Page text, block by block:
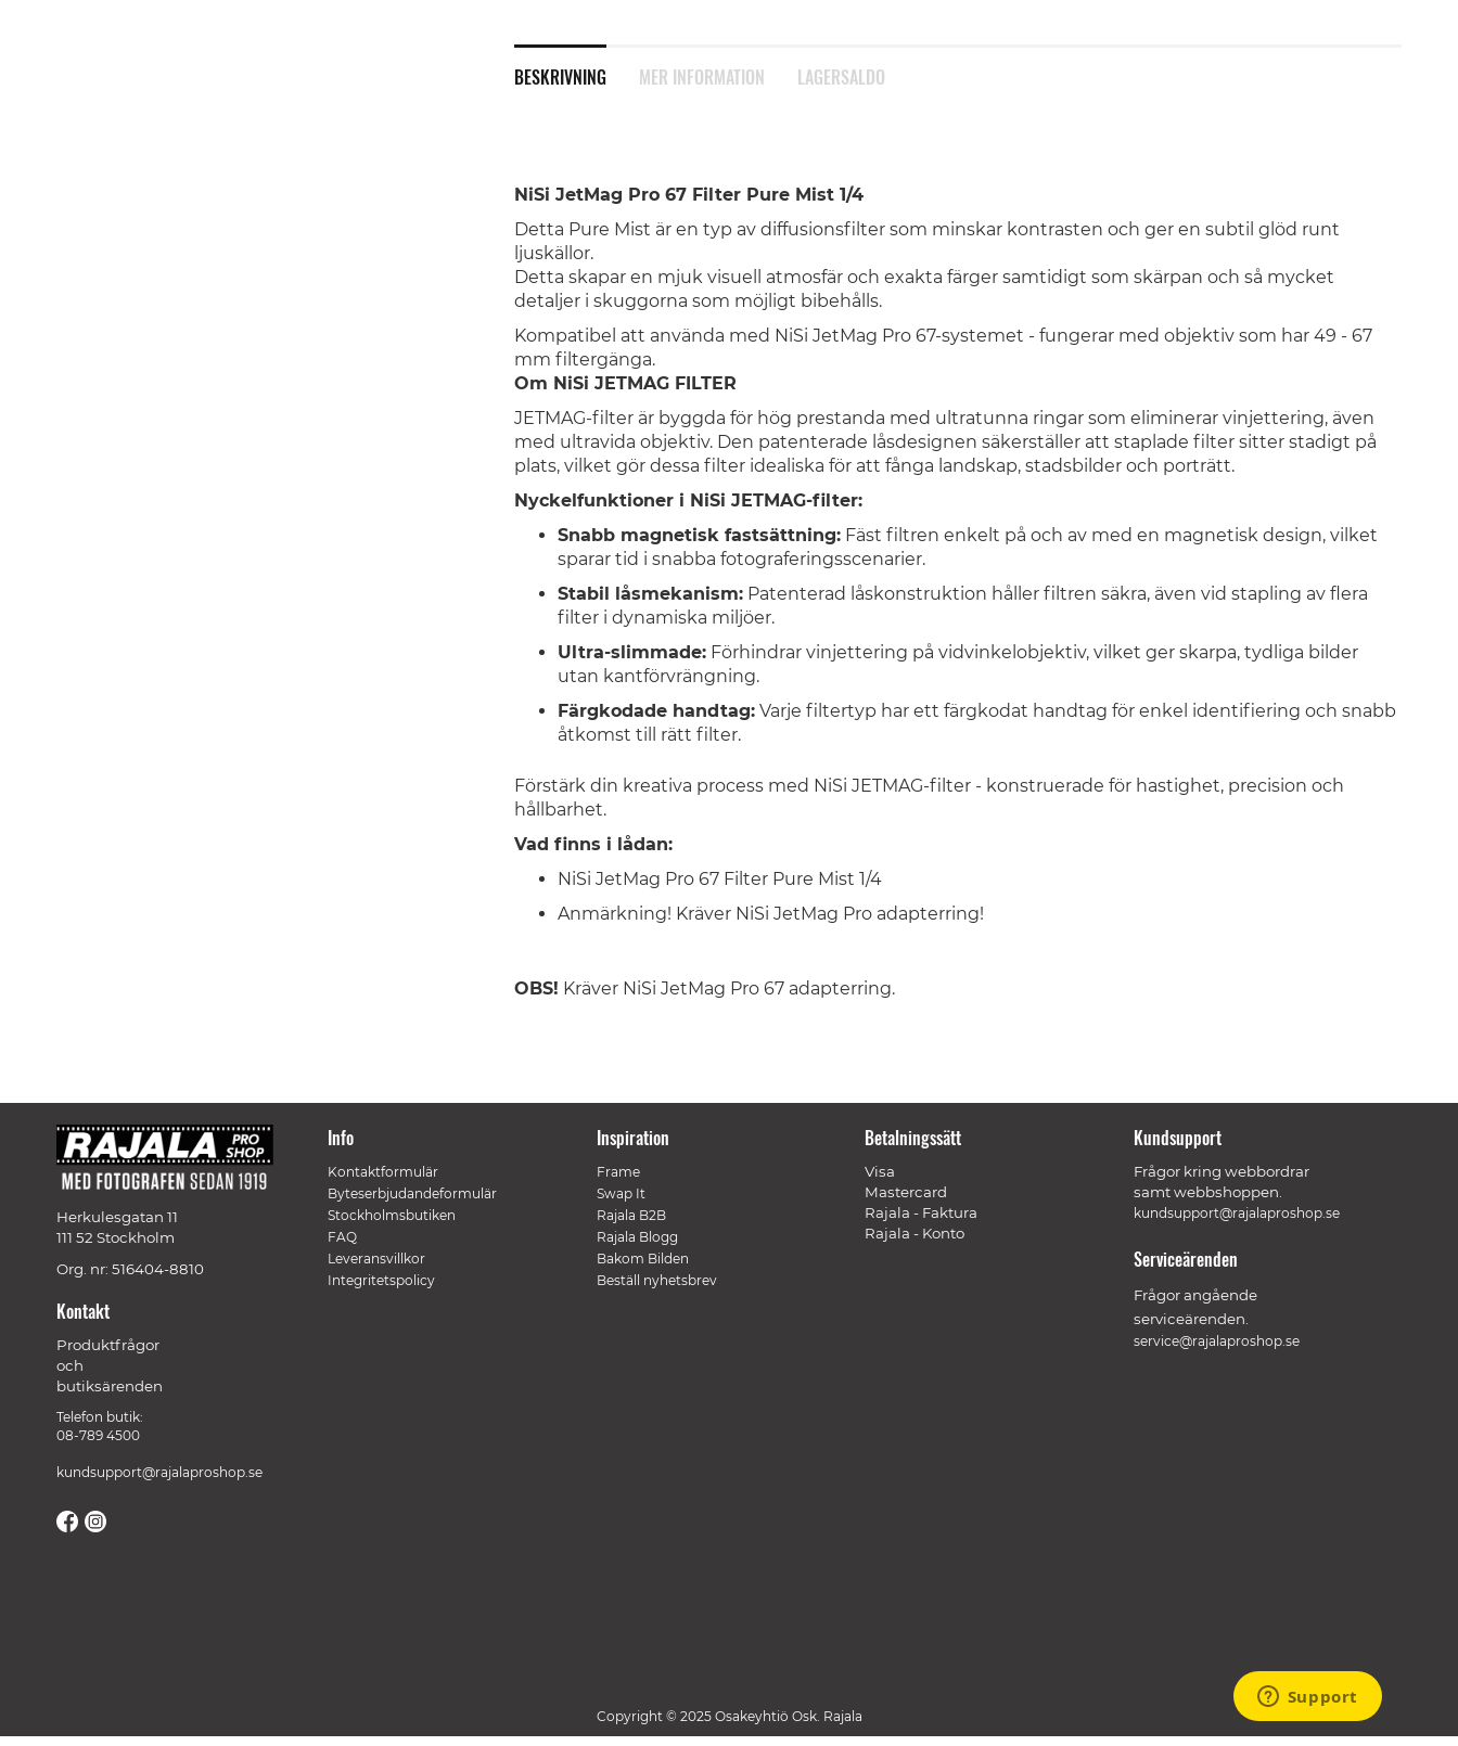
BESKRIVNING
NiSi JetMag Pro 67 Filter Pure Mist 1/4
Detta Pure Mist är en typ av diffusionsfilter som minskar kontrasten och ger en subtil glöd runt
ljuskällor.
Detta skapar en mjuk visuell atmosfär och exakta färger samtidigt som skärpan och så mycket
detaljer i skuggorna som möjligt bibehålls.
Kompatibel att använda med NiSi JetMag Pro 67-systemet - fungerar med objektiv som har 49 - 67
mm filtergänga.
Om NiSi JETMAG FILTER
JETMAG-filter är byggda för hög prestanda med ultratunna ringar som eliminerar vinjettering, även
med ultravida objektiv. Den patenterade låsdesignen säkerställer att staplade filter sitter stadigt på
plats, vilket gör dessa filter idealiska för att fånga landskap, stadsbilder och porträtt.
Nyckelfunktioner i NiSi JETMAG-filter:
Snabb magnetisk fastsättning: Fäst filtren enkelt på och av med en magnetisk design, vilket
sparar tid i snabba fotograferingsscenarier.
Stabil låsmekanism: Patenterad låskonstruktion håller filtren säkra, även vid stapling av flera
filter i dynamiska miljöer.
Ultra-slimmade: Förhindrar vinjettering på vidvinkelobjektiv, vilket ger skarpa, tydliga bilder
utan kantförvrängning.
Färgkodade handtag: Varje filtertyp har ett färgkodat handtag för enkel identifiering och snabb
åtkomst till rätt filter.
Förstärk din kreativa process med NiSi JETMAG-filter - konstruerade för hastighet, precision och
hållbarhet.
Vad finns i lådan:
NiSi JetMag Pro 67 Filter Pure Mist 1/4
Anmärkning! Kräver NiSi JetMag Pro adapterring!
OBS! Kräver NiSi JetMag Pro 67 adapterring.
MER INFORMATION LAGERSALDO
Herkulesgatan 11
111 52 Stockholm
Org. nr: 516404-8810
Kontakt
Produktfrågor
och
butiksärenden
Telefon butik:
08-789 4500
kundsupport@rajalaproshop.se
Info
Kontaktformulär
Byteserbjudandeformulär
Stockholmsbutiken
FAQ
Leveransvillkor
Integritetspolicy
Inspiration
Frame
Swap It
Rajala B2B
Rajala Blogg
Bakom Bilden
Beställ nyhetsbrev
Betalningssätt
Visa
Mastercard
Rajala - Faktura
Rajala - Konto
Kundsupport
Frågor kring webbordrar
samt webbshoppen.
kundsupport@rajalaproshop.se
Serviceärenden
Frågor angående
serviceärenden.
service@rajalaproshop.se
Copyright © 2025 Osakeyhtiö Osk. Rajala